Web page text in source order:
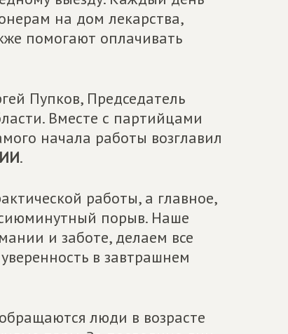
на дом лекарства,
помогают оплачивать
Пупков, Председатель
Вместе с партийцами
начала работы возглавил
.
работы, а главное,
порыв. Наше
и заботе, делаем все
в завтрашнем
люди в возрасте